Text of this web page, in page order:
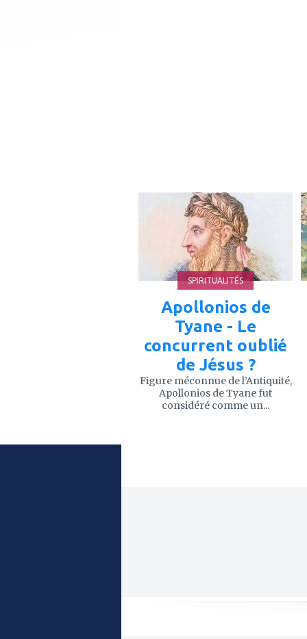
SPIRITUALITÉS
Apollonios de
Tyane - Le
concurrent oublié
de Jésus ?
Figure méconnue de l’Antiquité,
Apollonios de Tyane fut
considéré comme un...